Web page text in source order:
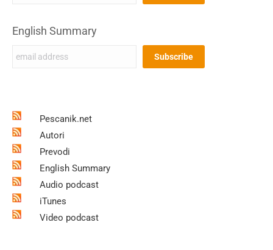
English Summary
Pescanik.net
Autori
Prevodi
English Summary
Audio podcast
iTunes
Video podcast